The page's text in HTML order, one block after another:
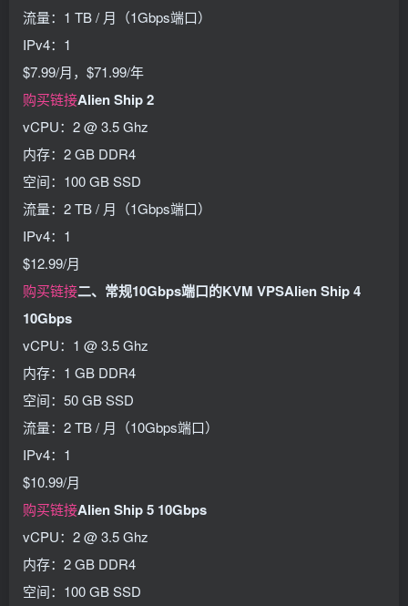
流量：1 TB / 月（1Gbps端口）
IPv4：1
$7.99/月，$71.99/年
购买链接Alien Ship 2
vCPU：2 @ 3.5 Ghz
内存：2 GB DDR4
空间：100 GB SSD
流量：2 TB / 月（1Gbps端口）
IPv4：1
$12.99/月
购买链接二、常规10Gbps端口的KVM VPSAlien Ship 4
10Gbps
vCPU：1 @ 3.5 Ghz
内存：1 GB DDR4
空间：50 GB SSD
流量：2 TB / 月（10Gbps端口）
IPv4：1
$10.99/月
购买链接Alien Ship 5 10Gbps
vCPU：2 @ 3.5 Ghz
内存：2 GB DDR4
空间：100 GB SSD